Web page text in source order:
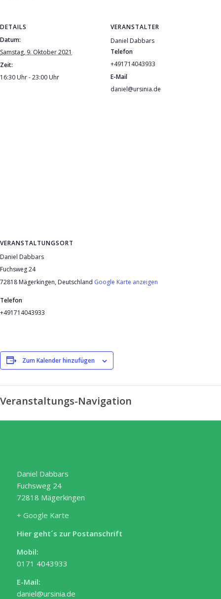
DETAILS
Datum:
Samstag, 9. Oktober 2021
Zeit:
16:30 Uhr - 23:00 Uhr
VERANSTALTER
Daniel Dabbars
Telefon
+491714043933
E-Mail
daniel@ursinia.de
VERANSTALTUNGSORT
Daniel Dabbars
Fuchsweg 24
72818 Mägerkingen, Deutschland Google Karte anzeigen
Telefon
+491714043933
Zum Kalender hinzufügen
Veranstaltungs-Navigation
Daniel Dabbars
Fuchsweg 24
72818 Mägerkingen
+ Google Karte
Hier geht´s zur Postanschrift
Mobil:
0171 4043933
E-Mail:
daniel@ursinia.de